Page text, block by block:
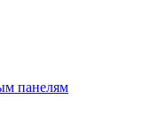
панелям